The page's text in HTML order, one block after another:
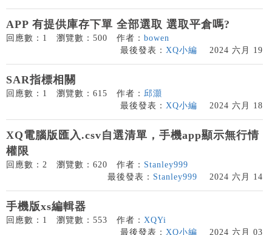
APP 有提供庫存下單 全部選取 選取平倉嗎?
回應數：1 瀏覽數：500 作者： bowen
最後發表： XQ小編 2024 六月 19
SAR指標相關
回應數：1 瀏覽數：615 作者： 邱灝
最後發表： XQ小編 2024 六月 18
XQ電腦版匯入.csv自選清單，手機app顯示無行情
權限
回應數：2 瀏覽數：620 作者： Stanley999
最後發表： Stanley999 2024 六月 14
手機版xs編輯器
回應數：1 瀏覽數：553 作者： XQYi
最後發表： XQ小編 2024 六月 03